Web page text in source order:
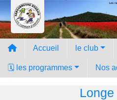
Les
Accueil le club
🗓️ les programmes Nos
Panneau de gestion des cookies